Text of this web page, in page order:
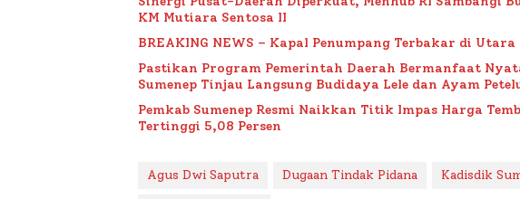
KM Mutiara Sentosa II
BREAKING NEWS – Kapal Penumpang Terbakar di Utara
Pastikan Program Pemerintah Daerah Bermanfaat
Sumenep Tinjau Langsung Budidaya Lele dan Ayam
Pemkab Sumenep Resmi Naikkan Titik Impas Harga
Tertinggi 5,08 Persen
Agus Dwi Saputra Dugaan Tindak Pidana Kadisdik